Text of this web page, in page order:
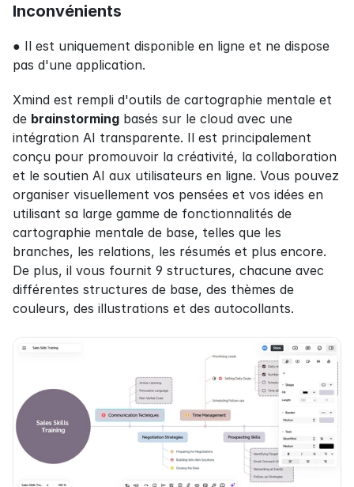
Inconvénients
● Il est uniquement disponible en ligne et ne dispose
pas d'une application.
Xmind est rempli d'outils de cartographie mentale et
de brainstorming basés sur le cloud avec une
intégration AI transparente. Il est principalement
conçu pour promouvoir la créativité, la collaboration
et le soutien AI aux utilisateurs en ligne. Vous pouvez
organiser visuellement vos pensées et vos idées en
utilisant sa large gamme de fonctionnalités de
cartographie mentale de base, telles que les
branches, les relations, les résumés et plus encore.
De plus, il vous fournit 9 structures, chacune avec
différentes structures de base, des thèmes de
couleurs, des illustrations et des autocollants.